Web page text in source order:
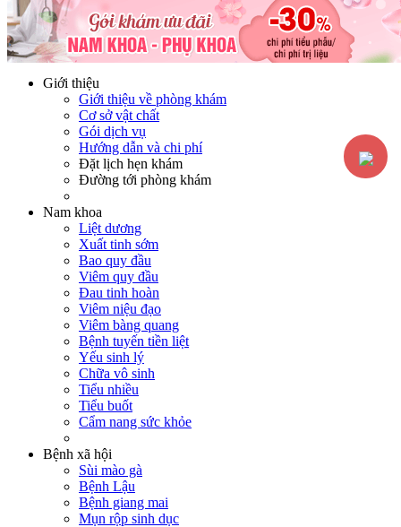
Hotline:0365116117Miễn phí tư vấn
Giới thiệu
Giới thiệu về phòng khám
Cơ sở vật chất
Gói dịch vụ
Hướng dẫn và chi phí
Đặt lịch hẹn khám
Đường tới phòng khám
Nam khoa
Liệt dương
Xuất tinh sớm
Bao quy đầu
Viêm quy đầu
Đau tinh hoàn
Viêm niệu đạo
Viêm bàng quang
Bệnh tuyến tiền liệt
Yếu sinh lý
Chữa vô sinh
Tiểu nhiều
Tiểu buốt
Cẩm nang sức khỏe
Bệnh xã hội
Sùi mào gà
Bệnh Lậu
Bệnh giang mai
Mụn rộp sinh dục